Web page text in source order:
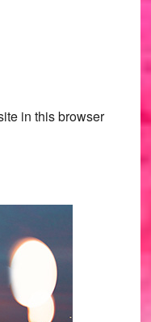
in this browser